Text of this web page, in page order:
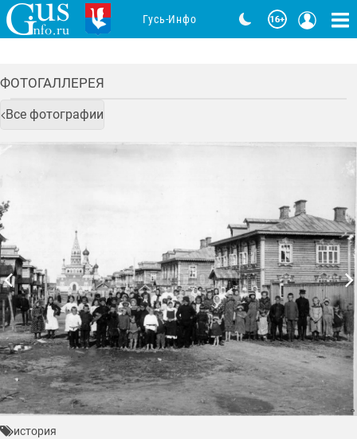
ФОТОГАЛЛЕРЕЯ
Все фотографии
история
Гусь-Инфо